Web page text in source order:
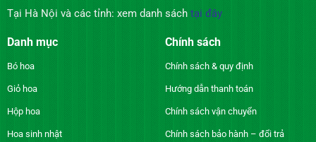
Tại Hà Nội và các tỉnh: xem danh sách tại đây
Danh mục
Bó hoa
Giỏ hoa
Hộp hoa
Hoa sinh nhật
Chính sách
Chính sách & quy định
Hướng dẫn thanh toán
Chính sách vận chuyển
Chính sách bảo hành – đổi trả